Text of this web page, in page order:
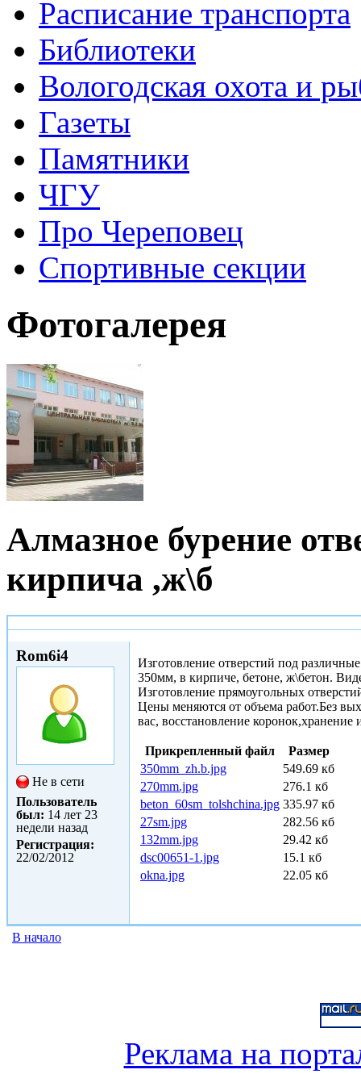
Расписание транспорта
Библиотеки
Вологодская охота и
Газеты
Памятники
ЧГУ
Про Череповец
Спортивные секции
Фотогалерея
Алмазное бурение
кирпича ,ж\б
Rom6i4
Не в сети
Пользователь
был: 14 лет 23
недели назад
Регистрация:
22/02/2012
Изготовление отверстий под
350мм, в кирпиче, бетоне, ж\бетон.
Изготовление прямоугольных
Цены меняются от объема работ.Без
вас, восстановление
Прикрепленный файл
Размер
350mm_zh.b.jpg
549.69 кб
270mm.jpg
276.1 кб
beton_60sm_tolshchina.jpg 335.97 кб
27sm.jpg
282.56 кб
132mm.jpg
29.42 кб
dsc00651-1.jpg
15.1 кб
okna.jpg
22.05 кб
В начало
Реклама на